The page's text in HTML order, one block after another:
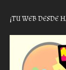
¡TU WEB DESDE